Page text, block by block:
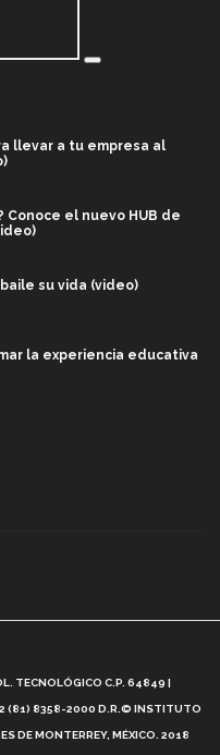
llevar a tu empresa al
Conoce el nuevo HUB de
su vida (video)
la experiencia educativa
Tec? (video)
TECNOLÓGICO C.P. 64849 |
(81) 8358-2000 D.R.© INSTITUTO
DE MONTERREY, MÉXICO. 2018